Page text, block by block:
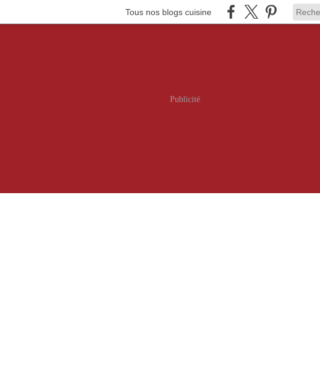
Tous nos blogs cuisine
Publicité